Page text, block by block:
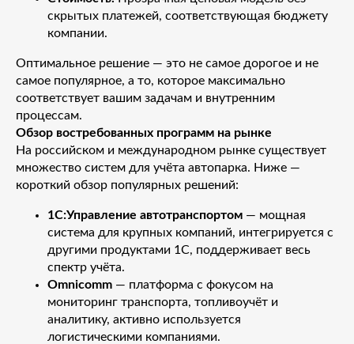
скрытых платежей, соответствующая бюджету
компании.
Оптимальное решение — это не самое дорогое и не
самое популярное, а то, которое максимально
соответствует вашим задачам и внутренним
процессам.
Обзор востребованных программ на рынке
На российском и международном рынке существует
множество систем для учёта автопарка. Ниже —
короткий обзор популярных решений:
1С:Управление автотранспортом — мощная
система для крупных компаний, интегрируется с
другими продуктами 1С, поддерживает весь
спектр учёта.
Omnicomm — платформа с фокусом на
мониторинг транспорта, топливоучёт и
аналитику, активно используется
логистическими компаниями.